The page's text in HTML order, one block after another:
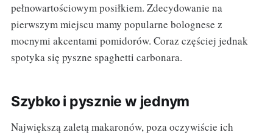
pełnowartościowym posiłkiem. Zdecydowanie na
pierwszym miejscu mamy popularne bolognese z
mocnymi akcentami pomidorów. Coraz częściej jednak
spotyka się pyszne spaghetti carbonara.
Szybko i pysznie w jednym
Największą zaletą makaronów, poza oczywiście ich